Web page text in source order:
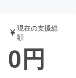
音楽
ゲーム・サ
現在の支援総
額
0円